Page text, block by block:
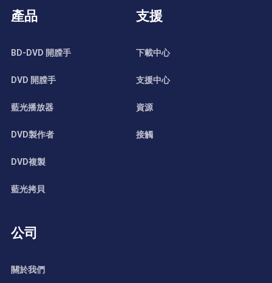
產品
BD-DVD 開膛手
DVD 開膛手
藍光播放器
DVD製作者
DVD複製
藍光拷貝
支援
下載中心
支援中心
資源
接觸
公司
關於我們